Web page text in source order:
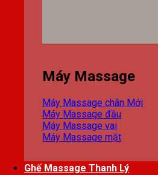
Máy Massage
Máy Massage chân
Máy Massage đầu
Máy Massage vai
Máy Massage mặt
Ghế Massage Thanh Lý